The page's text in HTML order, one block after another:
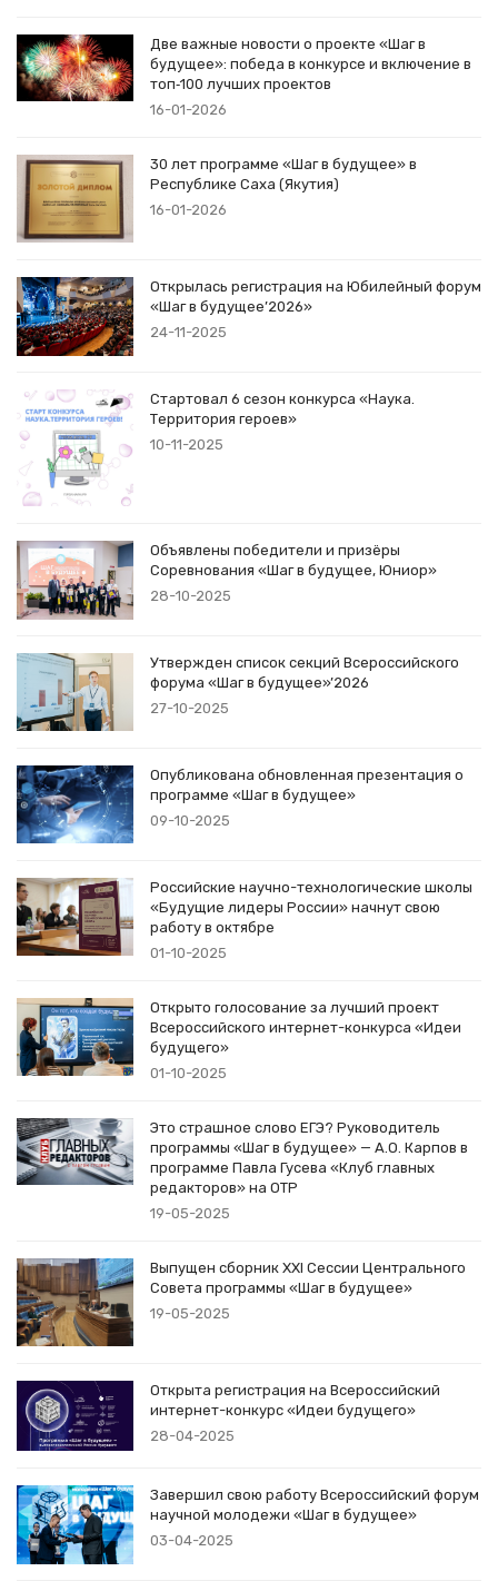
Две важные новости о проекте «Шаг в
будущее»: победа в конкурсе и включение в
топ‑100 лучших проектов
16-01-2026
30 лет программе «Шаг в будущее» в
Республике Саха (Якутия)
16-01-2026
Открылась регистрация на Юбилейный форум
«Шаг в будущее’2026»
24-11-2025
Стартовал 6 сезон конкурса «Наука.
Территория героев»
10-11-2025
Объявлены победители и призёры
Соревнования «Шаг в будущее, Юниор»
28-10-2025
Утвержден список секций Всероссийского
форума «Шаг в будущее»’2026
27-10-2025
Опубликована обновленная презентация о
программе «Шаг в будущее»
09-10-2025
Российские научно-технологические школы
«Будущие лидеры России» начнут свою
работу в октябре
01-10-2025
Открыто голосование за лучший проект
Всероссийского интернет-конкурса «Идеи
будущего»
01-10-2025
Это страшное слово ЕГЭ? Руководитель
программы «Шаг в будущее» — А.О. Карпов в
программе Павла Гусева «Клуб главных
редакторов» на ОТР
19-05-2025
Выпущен сборник XXI Сессии Центрального
Совета программы «Шаг в будущее»
19-05-2025
Открыта регистрация на Всероссийский
интернет-конкурс «Идеи будущего»
28-04-2025
Завершил свою работу Всероссийский форум
научной молодежи «Шаг в будущее»
03-04-2025